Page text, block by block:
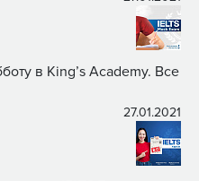
в King’s Academy. Все
27.01.2021